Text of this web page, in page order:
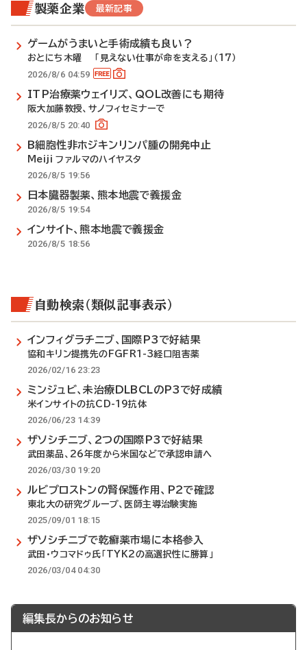
製薬企業 最新記事
ゲームがうまいと手術成績も良い？
おとにち木曜 「見えない仕事が命を支える」（17）
2026/8/6 04:59
ITP治療薬ウェイリズ、QOL改善にも期待
阪大加藤教授、サノフィセミナーで
2026/8/5 20:40
B細胞性非ホジキンリンパ腫の開発中止
Meiji ファルマのハイヤスタ
2026/8/5 19:56
日本臓器製薬、熊本地震で義援金
2026/8/5 19:54
インサイト、熊本地震で義援金
2026/8/5 18:56
自動検索（類似記事表示）
インフィグラチニブ、国際P3で好結果
協和キリン提携先のFGFR1-3経口阻害薬
2026/02/16 23:23
ミンジュビ、未治療DLBCLのP3で好成績
米インサイトの抗CD-19抗体
2026/06/23 14:39
ザソシチニブ、2つの国際P3で好結果
武田薬品、26年度から米国などで承認申請へ
2026/03/30 19:20
ルビプロストンの腎保護作用、P2で確認
東北大の研究グループ、医師主導治験実施
2025/09/01 18:15
ザソシチニブで乾癬薬市場に本格参入
武田・ウコマドゥ氏「TYK2の高選択性に勝算」
2026/03/04 04:30
編集長からのお知らせ